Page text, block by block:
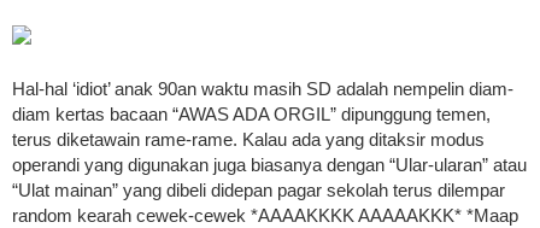
Hal-hal ‘idiot’ anak 90an waktu masih SD adalah nempelin diam-
diam kertas bacaan “AWAS ADA ORGIL” dipunggung temen,
terus diketawain rame-rame. Kalau ada yang ditaksir modus
operandi yang digunakan juga biasanya dengan “Ular-ularan” atau
“Ulat mainan” yang dibeli didepan pagar sekolah terus dilempar
random kearah cewek-cewek *AAAAKKKK AAAAAKKK* *Maap